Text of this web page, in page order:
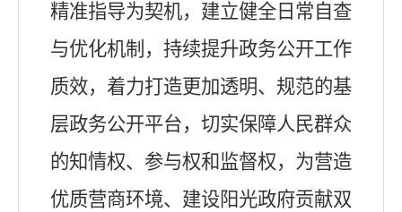
精准指导为契机，建立健全日常自查
与优化机制，持续提升政务公开工作
质效，着力打造更加透明、规范的基
层政务公开平台，切实保障人民群众
的知情权、参与权和监督权，为营造
优质营商环境、建设阳光政府贡献双